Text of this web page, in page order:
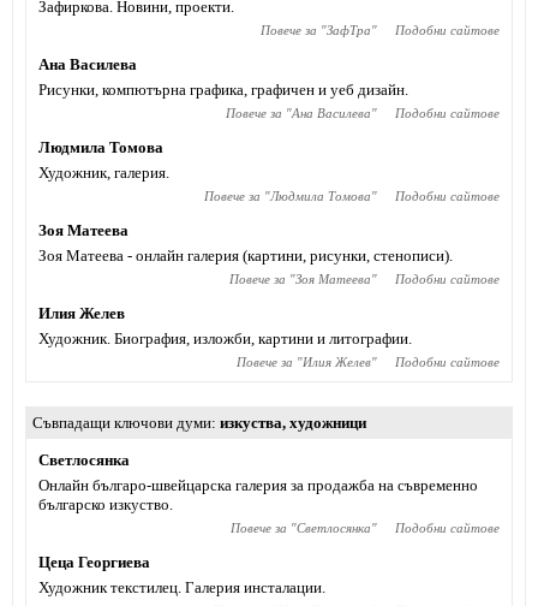
Зафиркова. Новини, проекти.
Повече за "ЗафТра" Подобни сайтове
Ана Василева
Рисунки, компютърна графика, графичен и уеб дизайн.
Повече за "Ана Василева" Подобни сайтове
Людмила Томова
Художник, галерия.
Повече за "Людмила Томова" Подобни сайтове
Зоя Матеева
Зоя Матеева - онлайн галерия (картини, рисунки, стенописи).
Повече за "Зоя Матеева" Подобни сайтове
Илия Желев
Художник. Биография, изложби, картини и литографии.
Повече за "Илия Желев" Подобни сайтове
Съвпадащи ключови думи изкуства, художници
Светлосянка
Онлайн българо-швейцарска галерия за продажба на съвременно
българско изкуство.
Повече за "Светлосянка" Подобни сайтове
Цеца Георгиева
Художник текстилец. Галерия инсталации.